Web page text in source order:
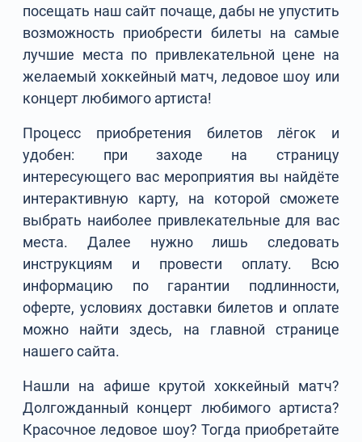
посещать наш сайт почаще, дабы не упустить
возможность приобрести билеты на самые
лучшие места по привлекательной цене на
желаемый хоккейный матч, ледовое шоу или
концерт любимого артиста!
Процесс приобретения билетов лёгок и
удобен: при заходе на страницу
интересующего вас мероприятия вы найдёте
интерактивную карту, на которой сможете
выбрать наиболее привлекательные для вас
места. Далее нужно лишь следовать
инструкциям и провести оплату. Всю
информацию по гарантии подлинности,
оферте, условиях доставки билетов и оплате
можно найти здесь, на главной странице
нашего сайта.
Нашли на афише крутой хоккейный матч?
Долгожданный концерт любимого артиста?
Красочное ледовое шоу? Тогда приобретайте